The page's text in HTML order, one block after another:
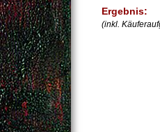
Ergebnis:
(inkl.